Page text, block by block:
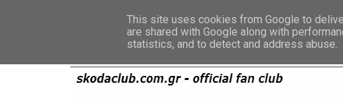
This site uses cookies from Google to
are shared with Google along with
statistics, and to detect and address abuse.